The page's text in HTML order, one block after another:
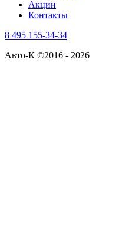
Акции
Контакты
8 495 155-34-34
Авто-К ©2016 - 2026